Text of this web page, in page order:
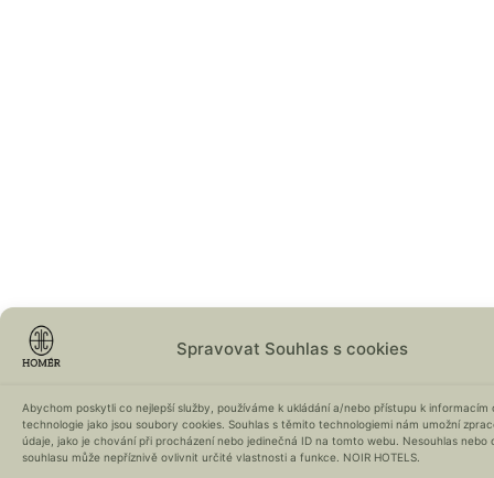
Spravovat Souhlas s cookies
Abychom poskytli co nejlepší služby, používáme k ukládání a/nebo přístupu k informacím
technologie jako jsou soubory cookies. Souhlas s těmito technologiemi nám umožní
údaje, jako je chování při procházení nebo jedinečná ID na tomto webu. Nesouhlas nebo
souhlasu může nepříznivě ovlivnit určité vlastnosti a funkce. NOIR HOTELS.